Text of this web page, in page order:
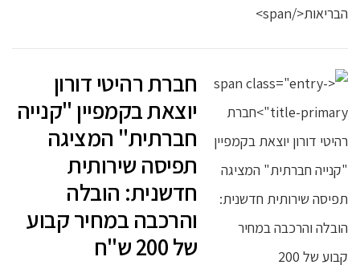
חברת רהיטי דורון
יוצאת בקמפיין "קנייה
חברתית" המציגה
תפיסה שירותית
חדשנית: הובלה
והרכבה במחיר קבוע
של 200 ש"ח